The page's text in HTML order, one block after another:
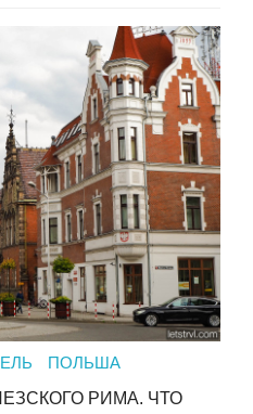
ПОЛЬША
РИМА. ЧТО